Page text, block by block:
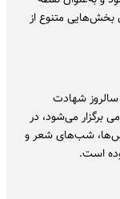
بخش‌هایی متنوع از
سالروز شهادت
برگزار می‌شود، در
شب‌های شعر و
است.